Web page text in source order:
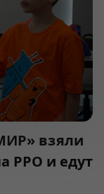
взяли
РРО и едут